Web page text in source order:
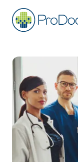
Pular
para